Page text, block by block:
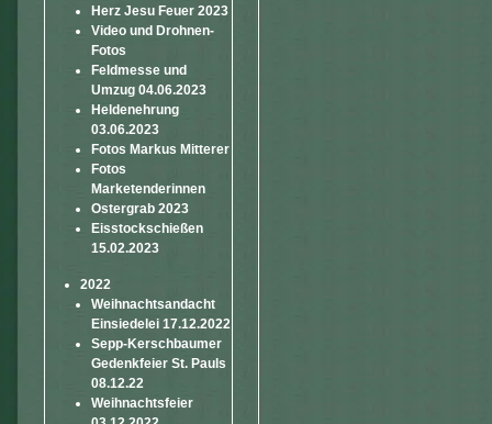
Herz Jesu Feuer 2023
Video und Drohnen-
Fotos
Feldmesse und
Umzug 04.06.2023
Heldenehrung
03.06.2023
Fotos Markus Mitterer
Fotos
Marketenderinnen
Ostergrab 2023
Eisstockschießen
15.02.2023
2022
Weihnachtsandacht
Einsiedelei 17.12.2022
Sepp-Kerschbaumer
Gedenkfeier St. Pauls
08.12.22
Weihnachtsfeier